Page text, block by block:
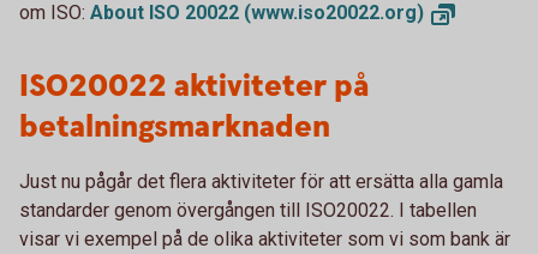
om ISO: About ISO 20022 (www.iso20022.org)
ISO20022 aktiviteter på
betalningsmarknaden
Just nu pågår det flera aktiviteter för att ersätta alla gamla
standarder genom övergången till ISO20022. I tabellen
visar vi exempel på de olika aktiviteter som vi som bank är